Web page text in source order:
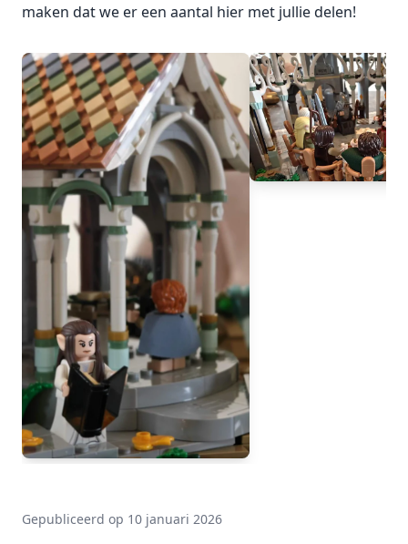
maken dat we er een aantal hier met jullie delen!
Gepubliceerd op 10 januari 2026